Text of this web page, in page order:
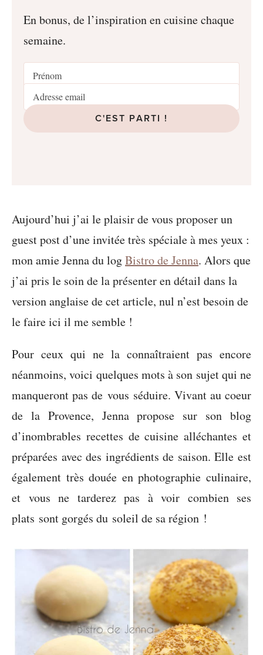
En bonus, de l’inspiration en cuisine chaque
semaine.
C'EST PARTI !
Aujourd’hui j’ai le plaisir de vous proposer un
guest post d’une invitée très spéciale à mes yeux :
mon amie Jenna du logBistro de Jenna. Alors que
j’ai pris le soin de la présenter en détail dans la
version anglaise de cet article, nul n’est besoin de
le faire ici il me semble !
Pour ceux qui ne la connaîtraient pas encore
néanmoins, voici quelques mots à son sujet qui ne
manqueront pas de vous séduire. Vivant au coeur
de la Provence, Jenna propose sur son blog
d’inombrables recettes de cuisine alléchantes et
préparées avec des ingrédients de saison. Elle est
également très douée en photographie culinaire,
et vous ne tarderez pas à voir combien ses
plats sont gorgés du soleil de sa région !